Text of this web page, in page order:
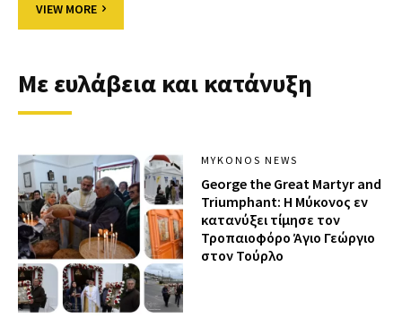
VIEW MORE
Με ευλάβεια και κατάνυξη
MYKONOS NEWS
George the Great Martyr and
Triumphant: Η Μύκονος εν
κατανύξει τίμησε τον
Τροπαιοφόρο Άγιο Γεώργιο
στον Τούρλο